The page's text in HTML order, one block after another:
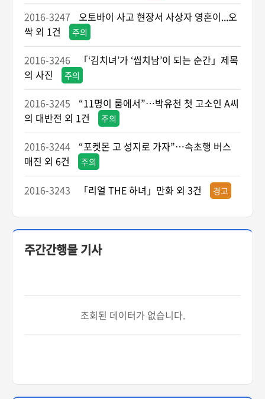
2016-3247
오토바이 사고 현장서 사상자 영혼이...오
싹 외 1건
주의
2016-3246
「‘김치녀’가 ‘씹치남’이 되는 순간」제목
의 사진
주의
2016-3245
“11명이 룸에서”…박유천 첫 고소인 A씨
의 대반전 외 1건
주의
2016-3244
“포켓몬 고 성지로 가자”…속초행 버스
매진 외 6건
주의
2016-3243 「리얼 THE 하녀」만화 외 3건 경고
주간간행물 기사
조회된 데이터가 없습니다.